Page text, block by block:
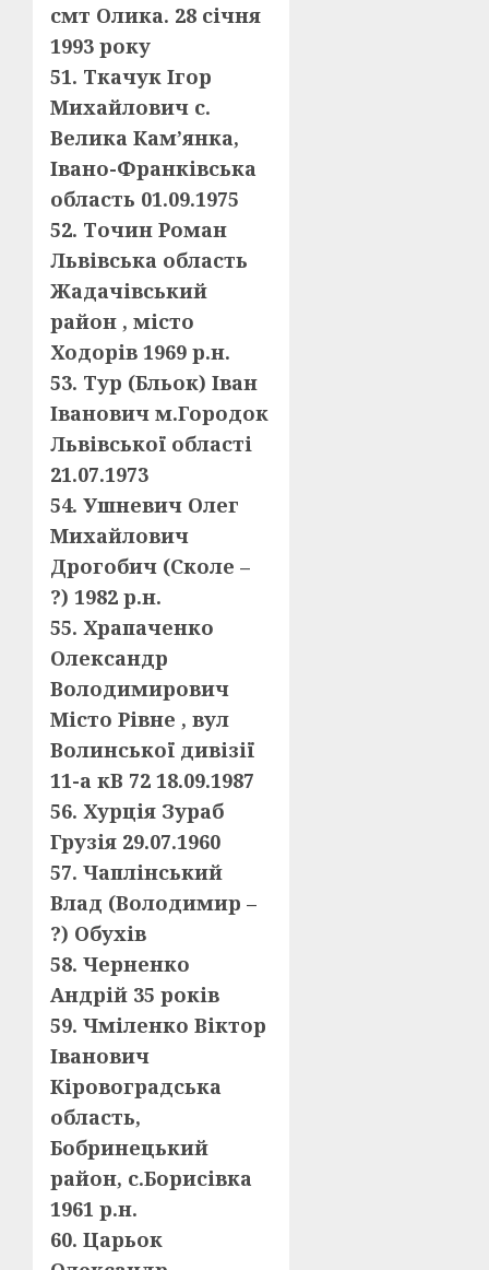
смт Олика. 28 січня
1993 року
51. Ткачук Ігор
Михайлович с.
Велика Кам’янка,
Івано-Франківська
область 01.09.1975
52. Точин Роман
Львівська область
Жадачівський
район , місто
Ходорів 1969 р.н.
53. Тур (Бльок) Іван
Іванович м.Городок
Львівської області
21.07.1973
54. Ушневич Олег
Михайлович
Дрогобич (Сколе –
?) 1982 р.н.
55. Храпаченко
Олександр
Володимирович
Місто Рівне , вул
Волинської дивізії
11-а кВ 72 18.09.1987
56. Хурція Зураб
Грузія 29.07.1960
57. Чаплінський
Влад (Володимир –
?) Обухів
58. Черненко
Андрій 35 років
59. Чміленко Віктор
Іванович
Кіровоградська
область,
Бобринецький
район, с.Борисівка
1961 р.н.
60. Царьок